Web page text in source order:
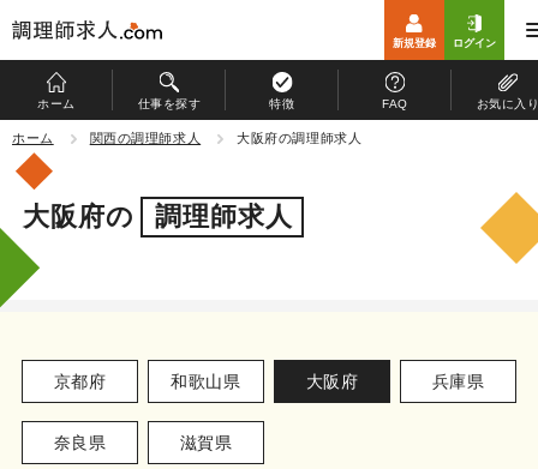
ホーム 仕事を探す 特徴 FAQ お気に入
新規登録 ログイン
ホーム
仕事を探す
特徴
お仕事開始までの流れ
マイページ
運営会社
ホーム 関西の調理師求人 大阪府の調理師求人
大阪府の 調理師求人
京都府 和歌山県 大阪府 兵庫県
奈良県 滋賀県